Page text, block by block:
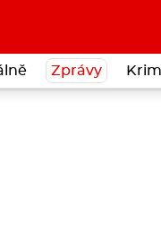
Zprávy